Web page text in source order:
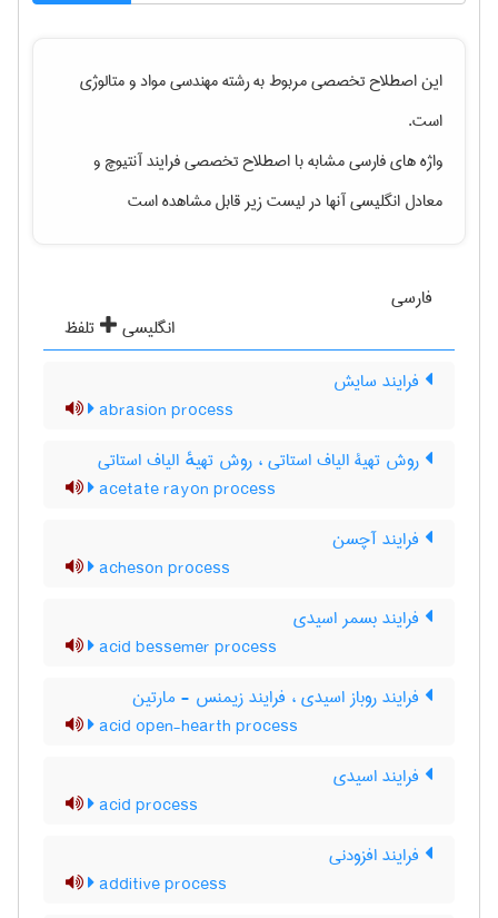
این اصطلاح تخصصی مربوط به رشتهمهندسی مواد و متالوژی
است.
واژه های فارسی مشابه با اصطلاح تخصصیفرایند آنتیوچو
معادل انگلیسی آنها در لیست زیر قابل مشاهده است
فارسی
انگلیسی
تلفظ
فرایند سایش
abrasion process
روش تهیۀ الیاف استاتی ، روش تهیهٔ الیاف استاتی
acetate rayon process
فرایند آچسن
acheson process
فرایند بسمر اسیدی
acid bessemer process
فرایند روباز اسیدی ، فرایند زیمنس - مارتین
acid open-hearth process
فرایند اسیدی
acid process
فرایند افزودنی
additive process